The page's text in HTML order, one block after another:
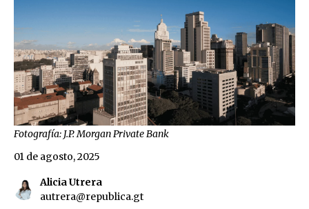
Fotografía: J.P. Morgan Private Bank
Alicia Utrera
autrera@republica.gt
01 de agosto, 2025